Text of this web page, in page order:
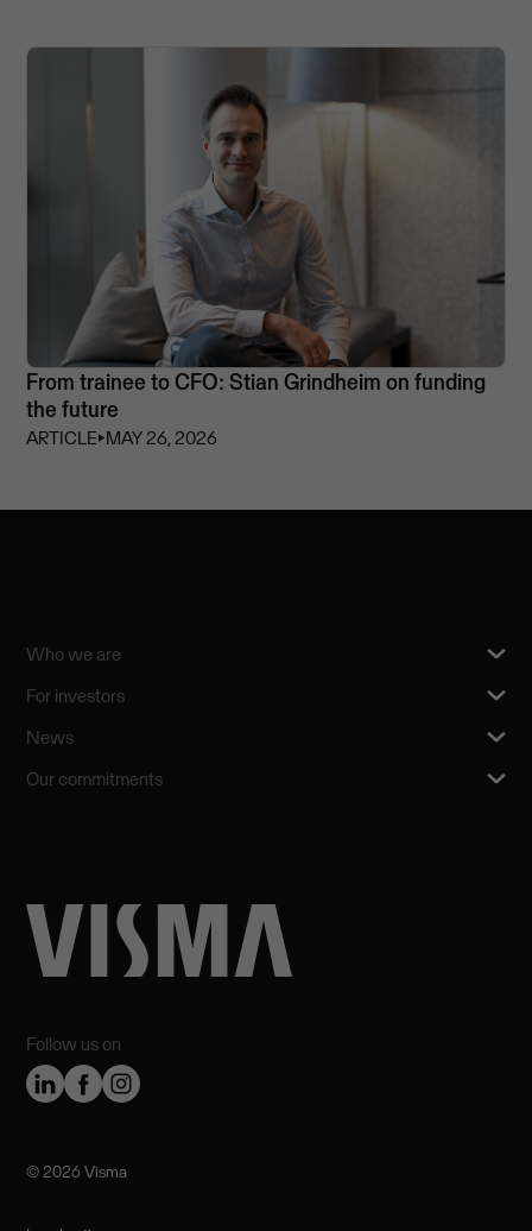
From trainee to CFO: Stian Grindheim on funding
the future
ARTICLE⏵MAY 26, 2026
Follow us on
Who we are
For investors
News
Our commitments
©️ 2026 Visma